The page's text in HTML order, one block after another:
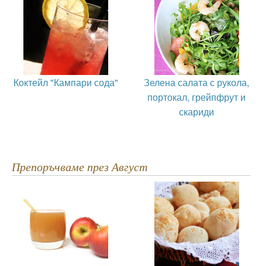
Коктейл "Кампари сода"
Зелена салата с рукола,
портокал, грейпфрут и
скариди
Препоръчваме през Август